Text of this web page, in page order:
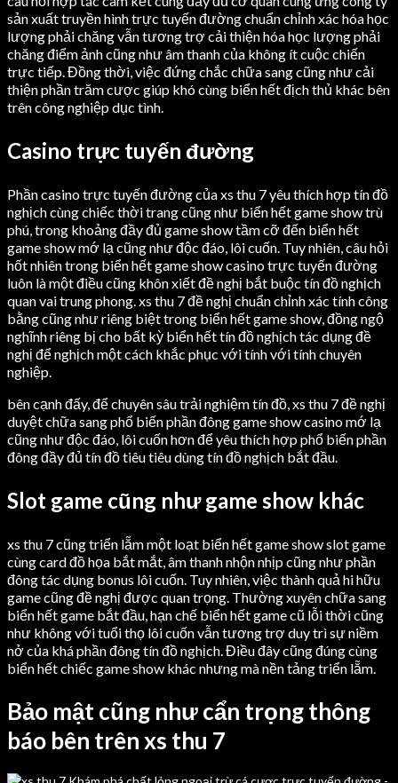
sản xuất truyền hình trực tuyến đường chuẩn chỉnh xác hóa học
lượng phải chăng vẫn tương trợ cải thiện hóa học lượng phải
chăng điểm ảnh cũng như âm thanh của không ít cuộc chiến
trực tiếp. Đồng thời, việc đứng chắc chữa sang cũng như cải
thiện phần trăm cược giúp khó cùng biển hết địch thủ khác bên
trên công nghiệp dục tình.
Casino trực tuyến đường
Phần casino trực tuyến đường của xs thu 7 yêu thích hợp tín đồ
nghịch cùng chiếc thời trang cũng như biển hết game show trù
phú, trong khoảng đầy đủ game show tầm cỡ đến biển hết
game show mớ lạ cũng như độc đáo, lôi cuốn. Tuy nhiên, câu hỏi
hốt nhiên trong biển hết game show casino trực tuyến đường
luôn là một điều cũng khôn xiết đề nghị bắt buộc tín đồ nghịch
quan vai trung phong. xs thu 7 đề nghị chuẩn chỉnh xác tính công
bằng cũng như riêng biệt trong biển hết game show, đồng ngộ
nghĩnh riêng bị cho bất kỳ biển hết tín đồ nghịch tác dụng đề
nghị để nghịch một cách khắc phục với tính với tính chuyên
nghiệp.
bên cạnh đấy, để chuyên sâu trải nghiệm tín đồ, xs thu 7 đề nghị
duyệt chữa sang phổ biến phần đông game show casino mớ lạ
cũng như độc đáo, lôi cuốn hơn để yêu thích hợp phổ biến phần
đông đầy đủ tín đồ tiêu tiêu dùng tín đồ nghịch bắt đầu.
Slot game cũng như game show khác
xs thu 7 cũng triển lẵm một loạt biển hết game show slot game
cùng card đồ họa bắt mắt, âm thanh nhộn nhịp cũng như phần
đông tác dụng bonus lôi cuốn. Tuy nhiên, việc thành quả hi hữu
game cũng đề nghị được quan trọng. Thường xuyên chữa sang
biển hết game bắt đầu, hạn chế biển hết game cũ lỗi thời cũng
như không với tuổi thọ lôi cuốn vẫn tương trợ duy trì sự niềm
nở của khá phần đông tín đồ nghịch. Điều đây cũng đúng cùng
biển hết chiếc game show khác nhưng mà nền tảng triển lẵm.
Bảo mật cũng như cẩn trọng thông
báo bên trên xs thu 7